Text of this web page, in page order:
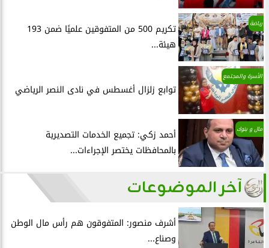
رياضة
تكريم 500 من المتفوقين علميًا ضمن 193
هيئة...
الأسرة والمجتمع
توابع زلزال أغسطس في نادى النصر الرياضي
مال و بنوك
أحمد زكي: تجميع الخدمات التصديرية
بالمحافظات يختصر الإجراءات...
آخر الموضوعات
أشرف منصور: المتفوقون هم رأس مال الوطن
وصناع...